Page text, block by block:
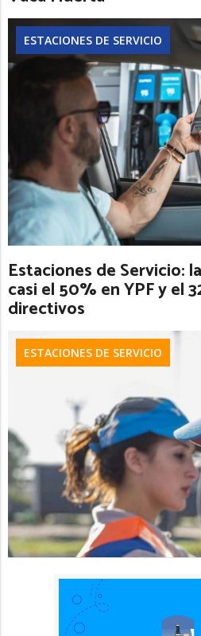
ESTACIONES DE SERVICIO
Estaciones de Servicio:
casi el 50% en YPF y el
directivos
ESTACIONES DE SERVICIO